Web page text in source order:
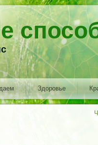
Здоровье